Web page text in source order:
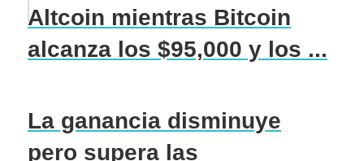
Altcoin mientras Bitcoin
alcanza los $95,000 y los ...
La ganancia disminuye
pero supera las